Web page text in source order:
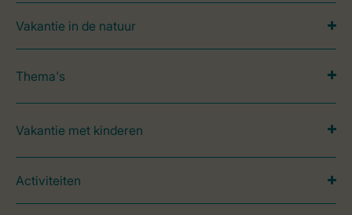
Vakantie in de natuur
Thema's
Vakantie met kinderen
Activiteiten